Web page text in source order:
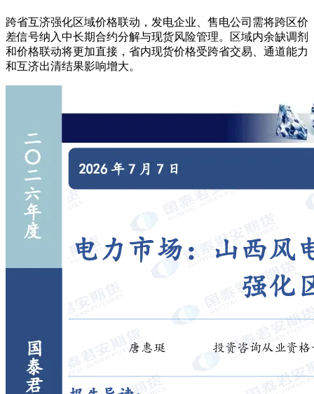
跨省互济强化区域价格联动，发电企业、售电公司需将跨区价
差信号纳入中长期合约分解与现货风险管理。区域内余缺调剂
和价格联动将更加直接，省内现货价格受跨省交易、通道能力
和互济出清结果影响增大。